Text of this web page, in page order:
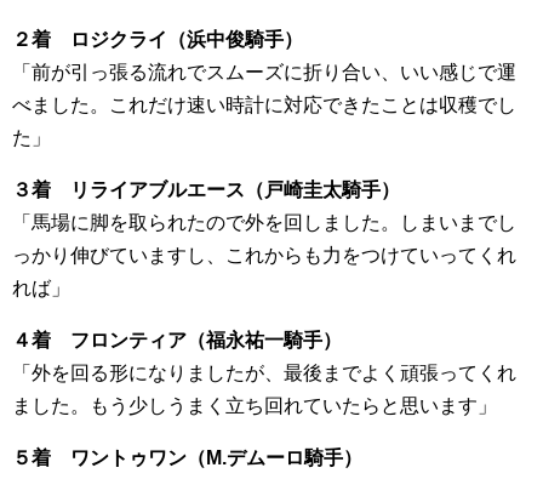
２着 ロジクライ（浜中俊騎手）
「前が引っ張る流れでスムーズに折り合い、いい感じで運
べました。これだけ速い時計に対応できたことは収穫でし
た」
３着 リライアブルエース（戸崎圭太騎手）
「馬場に脚を取られたので外を回しました。しまいまでし
っかり伸びていますし、これからも力をつけていってくれ
れば」
４着 フロンティア（福永祐一騎手）
「外を回る形になりましたが、最後までよく頑張ってくれ
ました。もう少しうまく立ち回れていたらと思います」
５着 ワントゥワン（M.デムーロ騎手）